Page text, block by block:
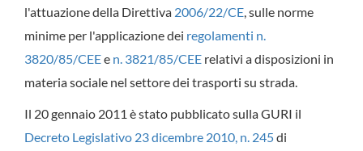
l'attuazione della Direttiva 2006/22/CE, sulle norme
minime per l'applicazione dei regolamenti n.
3820/85/CEEe n. 3821/85/CEE relativi a disposizioni in
materia sociale nel settore dei trasporti su strada.
Il 20 gennaio 2011 è stato pubblicato sulla GURI il
Decreto Legislativo 23 dicembre 2010, n. 245di